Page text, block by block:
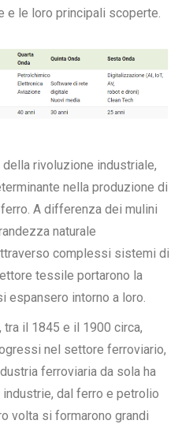
e le loro principali scoperte.
della rivoluzione industriale,
nella produzione di
A differenza dei mulini
naturale
complessi sistemi di
tessile portarono la
espansero intorno a loro.
, tra il 1845 e il 1900 circa,
nel settore ferroviario,
ferroviaria da sola ha
dal ferro e petrolio
volta si formarono grandi